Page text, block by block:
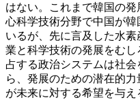
はない。これまで韓国の
心科学技術分野で中国が
いるが、先に言及した水
業と科学技術の発展をむ
占する政治システムは社
ら、発展のための潜在的
が未来に対する希望を与